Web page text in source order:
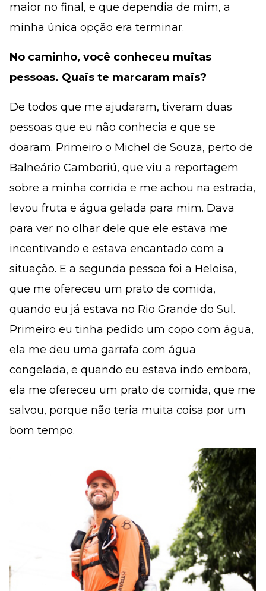
maior no final, e que dependia de mim, a
minha única opção era terminar.
No caminho, você conheceu muitas
pessoas. Quais te marcaram mais?
De todos que me ajudaram, tiveram duas
pessoas que eu não conhecia e que se
doaram. Primeiro o Michel de Souza, perto de
Balneário Camboriú, que viu a reportagem
sobre a minha corrida e me achou na estrada,
levou fruta e água gelada para mim. Dava
para ver no olhar dele que ele estava me
incentivando e estava encantado com a
situação. E a segunda pessoa foi a Heloisa,
que me ofereceu um prato de comida,
quando eu já estava no Rio Grande do Sul.
Primeiro eu tinha pedido um copo com água,
ela me deu uma garrafa com água
congelada, e quando eu estava indo embora,
ela me ofereceu um prato de comida, que me
salvou, porque não teria muita coisa por um
bom tempo.